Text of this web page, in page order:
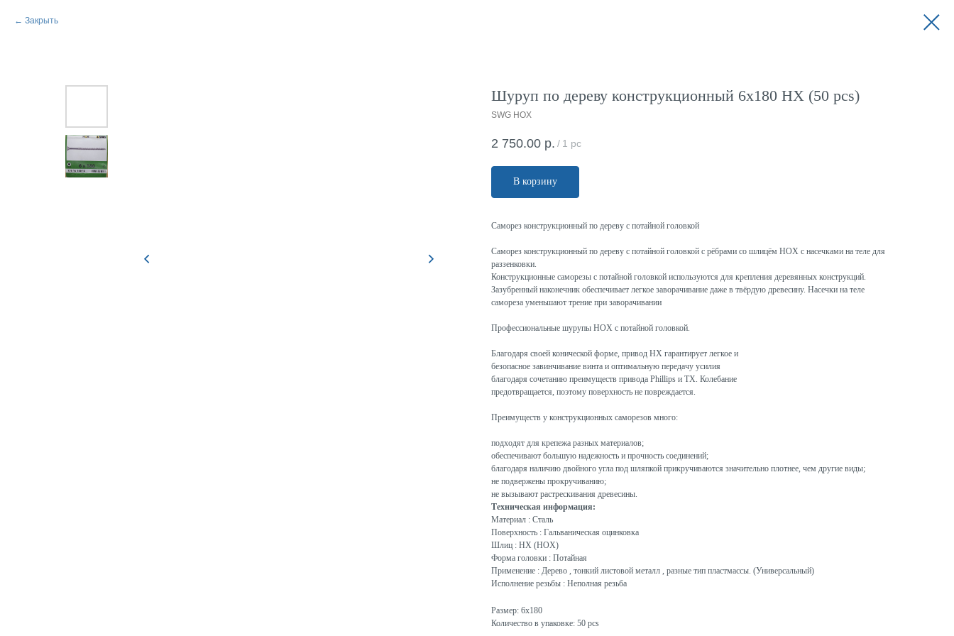
Закрыть
Шуруп по дереву конструкционный 6x180 HX (50 pcs)
SWG HOX
2 750.00 р. / 1 pc
В корзину
Саморез конструкционный по дереву с потайной головкой
Саморез конструкционный по дереву с потайной головкой с рёбрами со шлицём HOX с насечками на теле для
раззенковки.
Конструкционные саморезы с потайной головкой используются для крепления деревянных конструкций.
Зазубренный наконечник обеспечивает легкое заворачивание даже в твёрдую древесину. Насечки на теле
самореза уменьшают трение при заворачивании
Профессиональные шурупы HOX с потайной головкой.
Благодаря своей конической форме, привод HX гарантирует легкое и
безопасное завинчивание винта и оптимальную передачу усилия
благодаря сочетанию преимуществ привода Phillips и TX. Колебание
предотвращается, поэтому поверхность не повреждается.
Преимуществ у конструкционных саморезов много:
подходят для крепежа разных материалов;
обеспечивают большую надежность и прочность соединений;
благодаря наличию двойного угла под шляпкой прикручиваются значительно плотнее, чем другие виды;
не подвержены прокручиванию;
не вызывают растрескивания древесины.
Техническая информация:
Материал : Сталь
Поверхность : Гальваническая оцинковка
Шлиц : HX (HOX)
Форма головки : Потайная
Применение : Дерево , тонкий листовой металл , разные тип пластмассы. (Универсальный)
Исполнение резьбы : Неполная резьба
Размер: 6x180
Количество в упаковке: 50 pcs